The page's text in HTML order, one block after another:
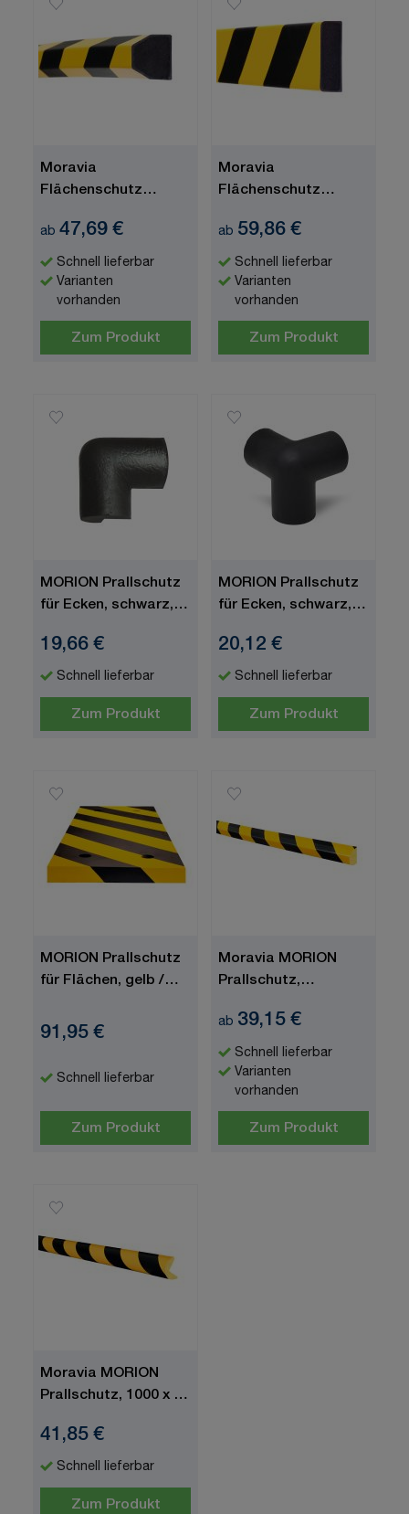
Moravia
Flächenschutz
gelb/schwarz,
1000x40x20
ab 47,69 €
Schnell lieferbar
Varianten
vorhanden
Zum Produkt
Moravia
Flächenschutz
ab 59,86 €
Schnell lieferbar
Varianten
vorhanden
Zum Produkt
MORION Prallschutz
für Ecken, schwarz,
(Polyurethanschaum),
selbstklebend,
19,66 €
Schnell lieferbar
Zum Produkt
MORION Prallschutz
für Ecken, schwarz,
(Polyurethanschaum),
selbstklebend, 45
20,12 €
Schnell lieferbar
Zum Produkt
MORION Prallschutz
für Flächen, gelb /
(Polyurethanschaum),
91,95 €
Schnell lieferbar
Zum Produkt
Moravia MORION
Prallschutz,
Polyurethanschaum
(PU), gelb/schwarz
ab 39,15 €
Schnell lieferbar
Varianten
vorhanden
Zum Produkt
Moravia MORION
Prallschutz, 1000 x 40
PU
(Polyurethanschaum),
41,85 €
Schnell lieferbar
Zum Produkt